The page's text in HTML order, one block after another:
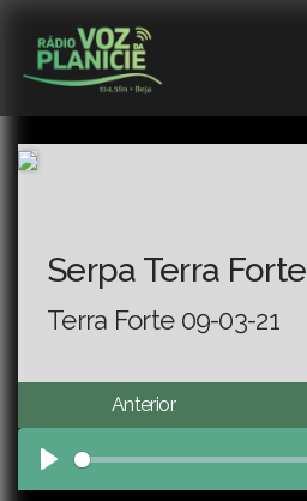
Serpa Terra Forte
Terra Forte 09-03-21
Anterior
Play